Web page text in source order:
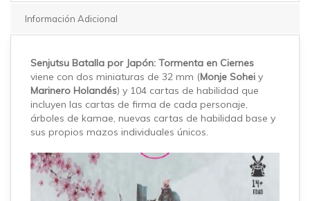
Información Adicional
Senjutsu Batalla por Japón: Tormenta en Ciernes
viene con dos miniaturas de 32 mm (Monje Sohei y
Marinero Holandés) y 104 cartas de habilidad que
incluyen las cartas de firma de cada personaje,
árboles de kamae, nuevas cartas de habilidad base y
sus propios mazos individuales únicos.